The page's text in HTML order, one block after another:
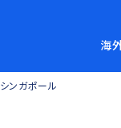
海
シンガポール